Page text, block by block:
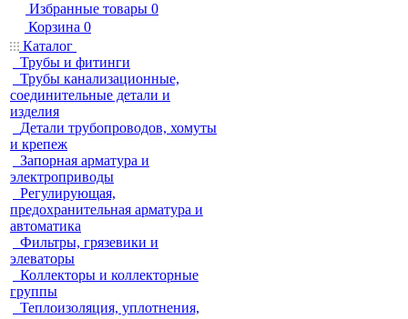
Избранные товары 0
Корзина 0
Каталог
Трубы и фитинги
Трубы канализационные,
соединительные детали и
изделия
Детали трубопроводов, хомуты
и крепеж
Запорная арматура и
электроприводы
Регулирующая,
предохранительная арматура и
автоматика
Фильтры, грязевики и
элеваторы
Коллекторы и коллекторные
группы
Теплоизоляция, уплотнения,